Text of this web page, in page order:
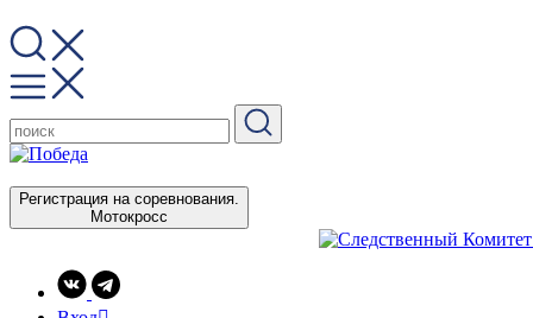
Регистрация на соревнования.
Мотокросс